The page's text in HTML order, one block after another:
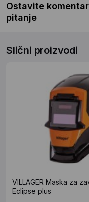
Ostavite
pitanje
Slični proizvodi
VILLAGER Maska za
Eclipse plus